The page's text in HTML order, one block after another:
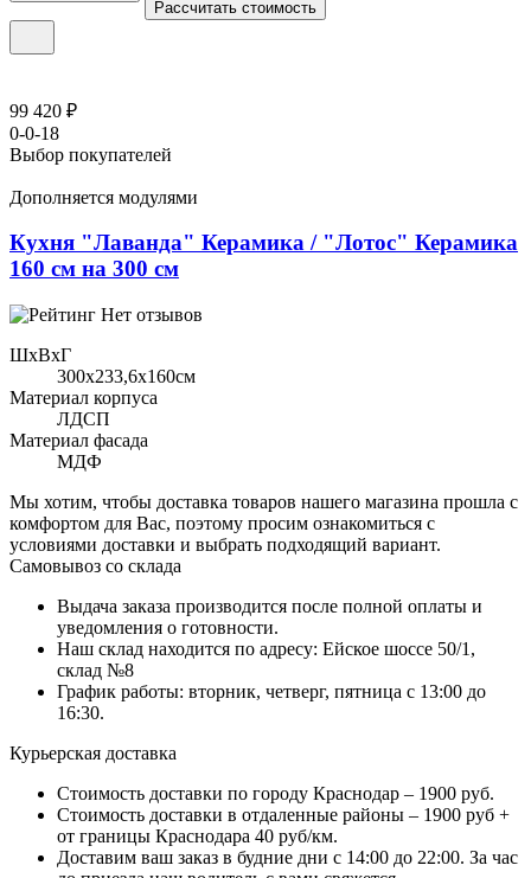
Рассчитать стоимость
99 420 ₽
0-0-18
Выбор покупателей
Дополняется модулями
Кухня "Лаванда" Керамика / "Лотос" Керамика
160 см на 300 см
Нет отзывов
ШхВхГ
300x233,6х160см
Материал корпуса
ЛДСП
Материал фасада
МДФ
Мы хотим, чтобы доставка товаров нашего магазина прошла с
комфортом для Вас, поэтому просим ознакомиться с
условиями доставки и выбрать подходящий вариант.
Самовывоз со склада
Выдача заказа производится после полной оплаты и
уведомления о готовности.
Наш склад находится по адресу: Ейское шоссе 50/1,
склад №8
График работы: вторник, четверг, пятница с 13:00 до
16:30.
Курьерская доставка
Стоимость доставки по городу Краснодар – 1900 руб.
Стоимость доставки в отдаленные районы – 1900 руб +
от границы Краснодара 40 руб/км.
Доставим ваш заказ в будние дни с 14:00 до 22:00. За час